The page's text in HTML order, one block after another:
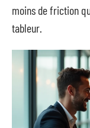
moins de friction
tableur.